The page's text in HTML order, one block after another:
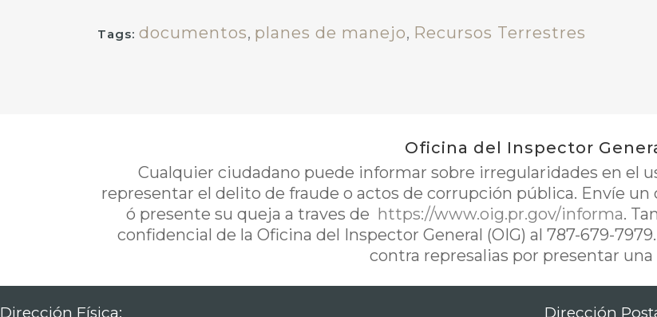
Tags: documentos, planes de manejo, Recursos Terrestres
Oficina del Inspector
Cualquier ciudadano puede informar sobre irregularidades en el
representar el delito de fraude o actos de corrupción pública. Envíe un
ó presente su queja a traves de https://www.oig.pr.gov/informa.
confidencial de la Oficina del Inspector General (OIG) al 787-679-
contra represalias por presentar una
Dirección Física: Dirección